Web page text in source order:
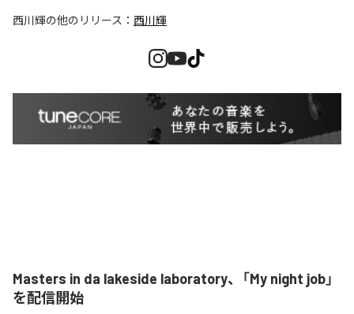
西川輝の他のリリース： 西川輝
Masters in da lakeside laboratory、「My night job」
を配信開始